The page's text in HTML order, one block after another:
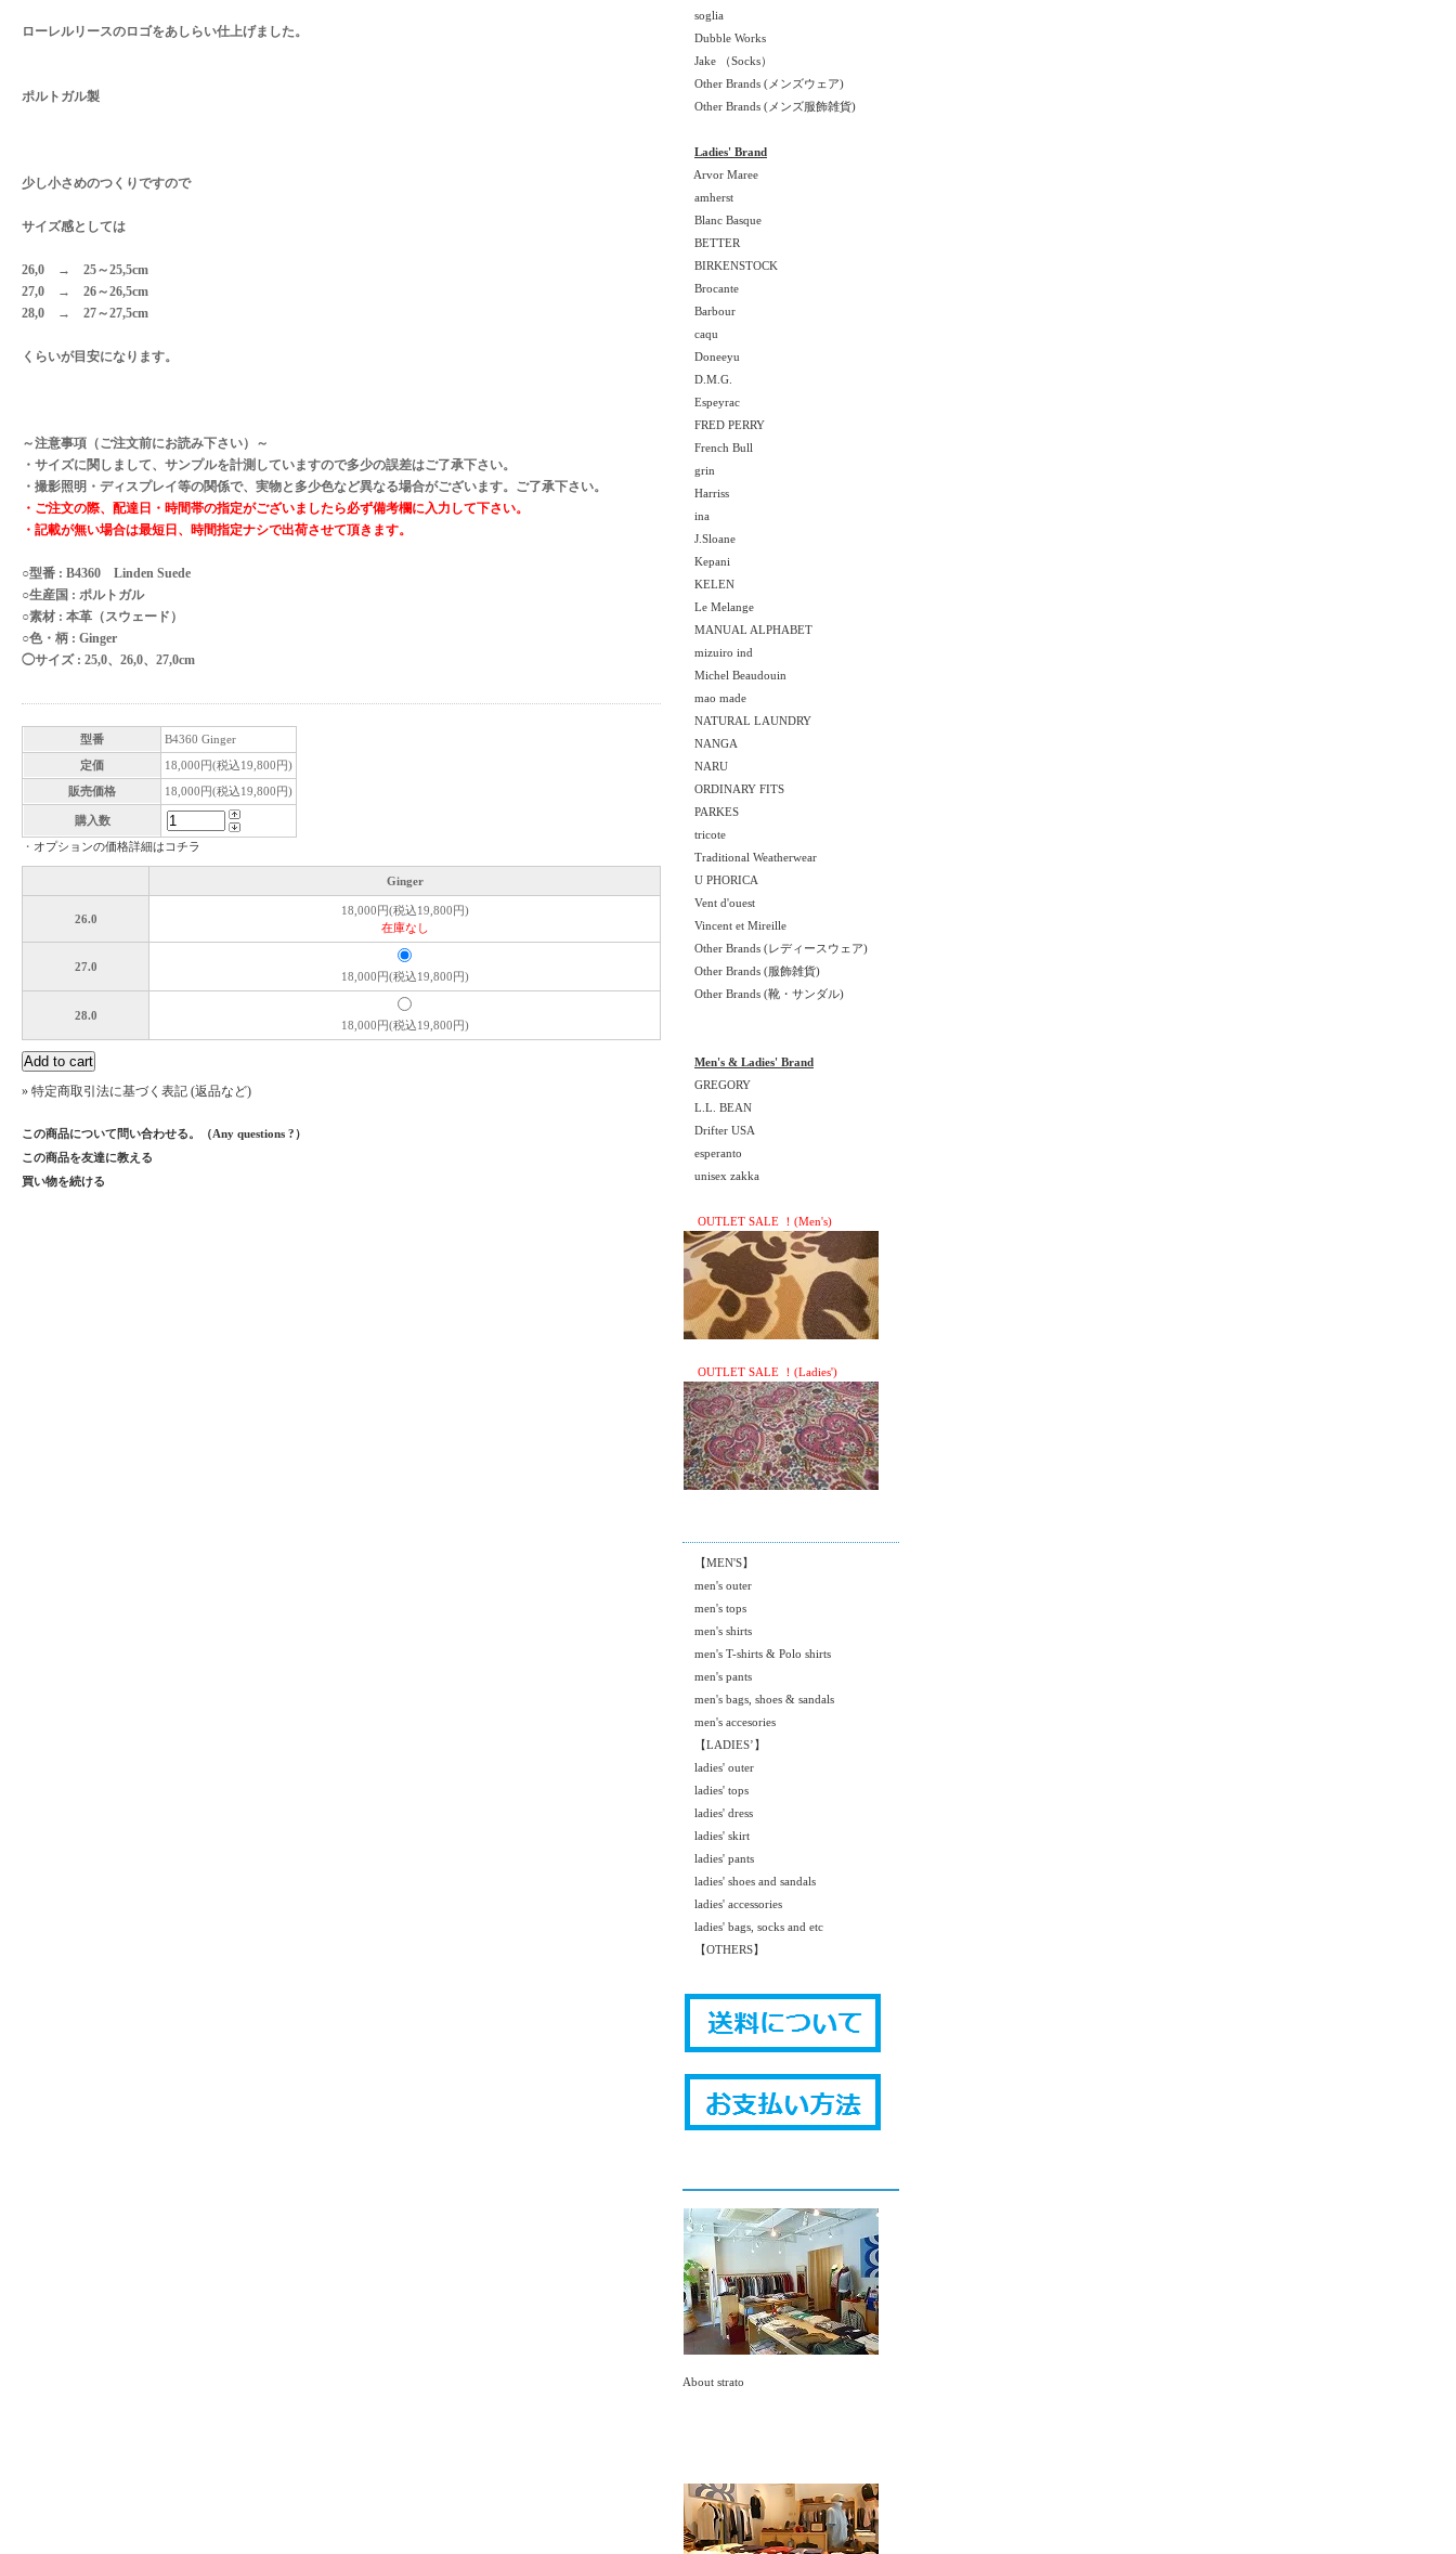
ローレルリースのロゴをあしらい仕上げました。
ポルトガル製
少し小さめのつくりですので
サイズ感としては
26,0 → 25～25,5cm
27,0 → 26～26,5cm
28,0 → 27～27,5cm
くらいが目安になります。
～注意事項（ご注文前にお読み下さい）～
・サイズに関しまして、サンプルを計測していますので多少の誤差はご了承下さい。
・撮影照明・ディスプレイ等の関係で、実物と多少色など異なる場合がございます。ご了承下さい。
・ご注文の際、配達日・時間帯の指定がございましたら必ず備考欄に入力して下さい。
・記載が無い場合は最短日、時間指定ナシで出荷させて頂きます。
○型番 : B4360 Linden Suede
○生産国 : ポルトガル
○素材 : 本革（スウェード）
○色・柄 : Ginger
◯サイズ : 25,0、26,0、27,0cm
型番
B4360 Ginger
定価
18,000円(税込19,800円)
販売価格
18,000円(税込19,800円)
購入数
・ オプションの価格詳細はコチラ
Ginger
26.0
18,000円(税込19,800円)
在庫なし
27.0
18,000円(税込19,800円)
28.0
18,000円(税込19,800円)
» 特定商取引法に基づく表記 (返品など)
この商品について問い合わせる。（Any questions ?）
この商品を友達に教える
買い物を続ける
soglia
Dubble Works
Jake （Socks）
Other Brands (メンズウェア)
Other Brands (メンズ服飾雑貨)
Ladies' Brand
Arvor Maree
amherst
Blanc Basque
BETTER
BIRKENSTOCK
Brocante
Barbour
caqu
Doneeyu
D.M.G.
Espeyrac
FRED PERRY
French Bull
grin
Harriss
ina
J.Sloane
Kepani
KELEN
Le Melange
MANUAL ALPHABET
mizuiro ind
Michel Beaudouin
mao made
NATURAL LAUNDRY
NANGA
NARU
ORDINARY FITS
PARKES
tricote
Traditional Weatherwear
U PHORICA
Vent d'ouest
Vincent et Mireille
Other Brands (レディースウェア)
Other Brands (服飾雑貨)
Other Brands (靴・サンダル)
Men's & Ladies' Brand
GREGORY
L.L. BEAN
Drifter USA
esperanto
unisex zakka
OUTLET SALE ！(Men's)
OUTLET SALE ！(Ladies')
【MEN'S】
men's outer
men's tops
men's shirts
men's T-shirts & Polo shirts
men's pants
men's bags, shoes & sandals
men's accesories
【LADIES’】
ladies' outer
ladies' tops
ladies' dress
ladies' skirt
ladies' pants
ladies' shoes and sandals
ladies' accessories
ladies' bags, socks and etc
【OTHERS】
About strato